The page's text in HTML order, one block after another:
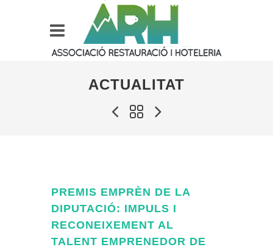
ACTUALITAT
PREMIS EMPRÈN DE LA
DIPUTACIÓ: IMPULS I
RECONEIXEMENT AL
TALENT EMPRENEDOR DE